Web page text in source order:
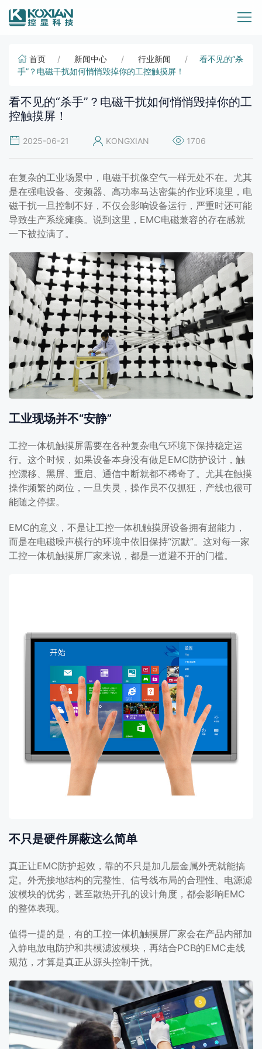
首页 新闻中心 行业新闻
看不见的“杀
手”？电磁干扰如何悄悄毁掉你的工控触摸屏！
看不见的“杀手”？电磁干扰如何悄悄毁掉你的工
控触摸屏！
2025-06-21 KONGXIAN 1706
在复杂的工业场景中，电磁干扰像空气一样无处不在。尤其
是在强电设备、变频器、高功率马达密集的作业环境里，电
磁干扰一旦控制不好，不仅会影响设备运行，严重时还可能
导致生产系统瘫痪。说到这里，EMC电磁兼容的存在感就
一下被拉满了。
工业现场并不“安静”
工控一体机触摸屏需要在各种复杂电气环境下保持稳定运
行。这个时候，如果设备本身没有做足EMC防护设计，触
控漂移、黑屏、重启、通信中断就都不稀奇了。尤其在触摸
操作频繁的岗位，一旦失灵，操作员不仅抓狂，产线也很可
能随之停摆。
EMC的意义，不是让工控一体机触摸屏设备拥有超能力，
而是在电磁噪声横行的环境中依旧保持“沉默”。这对每一家
工控一体机触摸屏厂家来说，都是一道避不开的门槛。
不只是硬件屏蔽这么简单
真正让EMC防护起效，靠的不只是加几层金属外壳就能搞
定。外壳接地结构的完整性、信号线布局的合理性、电源滤
波模块的优劣，甚至散热开孔的设计角度，都会影响EMC
的整体表现。
值得一提的是，有的工控一体机触摸屏厂家会在产品内部加
入静电放电防护和共模滤波模块，再结合PCB的EMC走线
规范，才算是真正从源头控制干扰。